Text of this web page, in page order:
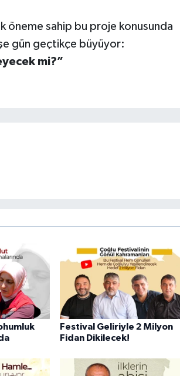
öneme sahip bu proje konusunda
gün geçtikçe büyüyor:
mi?”
Festival Geliriyle 2 Milyon
Fidan Dikilecek!